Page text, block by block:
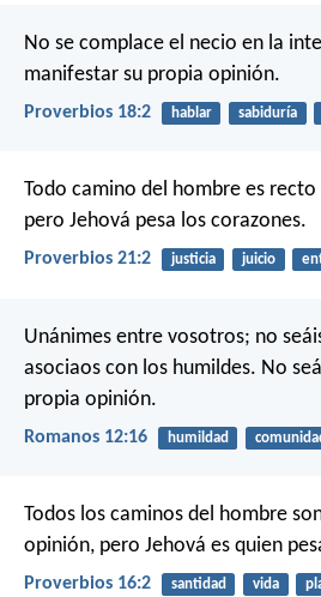
No se complace el necio en la
manifestar su propia opinión.
Proverbios 18:2 hablar sabiduría
Todo camino del hombre es
pero Jehová pesa los corazones.
Proverbios 21:2 justicia juicio
Unánimes entre vosotros; no
asociaos con los humildes. No
propia opinión.
Romanos 12:16 humildad
Todos los caminos del hombre
opinión, pero Jehová es quien
Proverbios 16:2 santidad vida